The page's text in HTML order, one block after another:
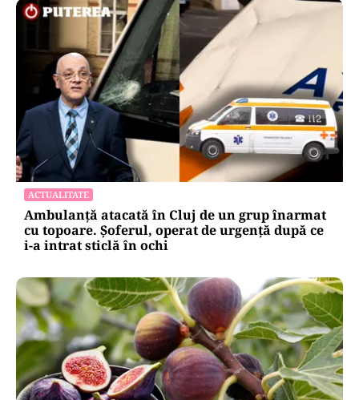
ACTUALITATE
Ambulanță atacată în Cluj de un grup înarmat
cu topoare. Șoferul, operat de urgență după ce
i-a intrat sticlă în ochi